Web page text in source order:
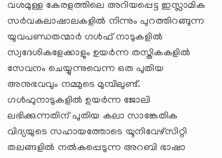
വശമുള്ള കേരളത്തിലെ അറിയപ്പെട്ട ഇസ്ലാമിക
സര്‍വകലാഷാലകളില്‍ നിന്നും പുറത്തിറങ്ങുന്ന
യുവപണ്ഡതന്മാര്‍ ഗള്‍ഫ് നാടുകളില്‍
സ്വദേശികളേക്കാളും ഉയര്‍ന്ന തസ്തികകളില്‍
സേവനം ചെയ്യുന്നുവെന്ന ഒരു പുതിയ
അനുഭവവും നമ്മുടെ മുമ്പിലുണ്ട്.
ഗള്‍ഫുനാടുകളില്‍ ഉയര്‍ന്ന ജോലി
ലഭിക്കുന്നതിന് പുതിയ കലാ സാങ്കേതിക
വിദ്യയുടെ സഹായത്തോടെ യൂനിവേഴ്‌സിറ്റി
തലങ്ങളില്‍ നല്‍കപ്പെടുന്ന അറബി ഭാഷാ